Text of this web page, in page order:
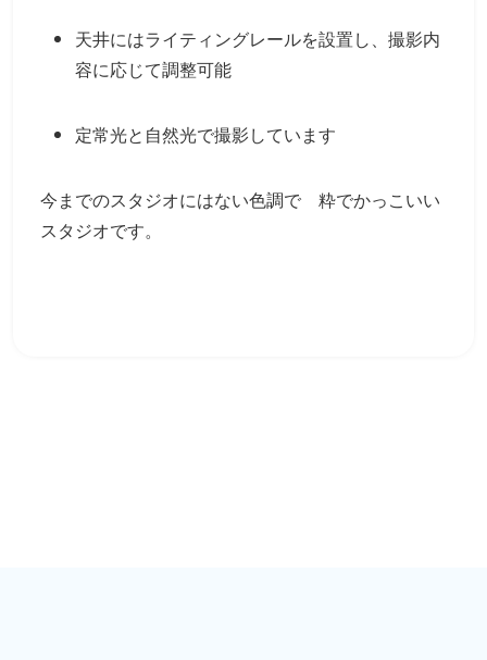
天井にはライティングレールを設置し、撮影内
容に応じて調整可能
定常光と自然光で撮影しています
今までのスタジオにはない色調で 粋でかっこいい
スタジオです。